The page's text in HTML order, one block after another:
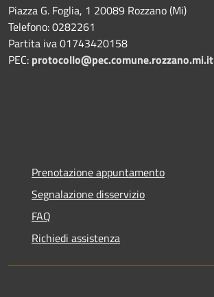
Piazza G. Foglia, 1 20089 Rozzano (Mi)
Telefono: 0282261
Partita iva 01743420158
PEC: protocollo@pec.comune.rozzano.mi.it
Prenotazione appuntamento
Segnalazione disservizio
FAQ
Richiedi assistenza